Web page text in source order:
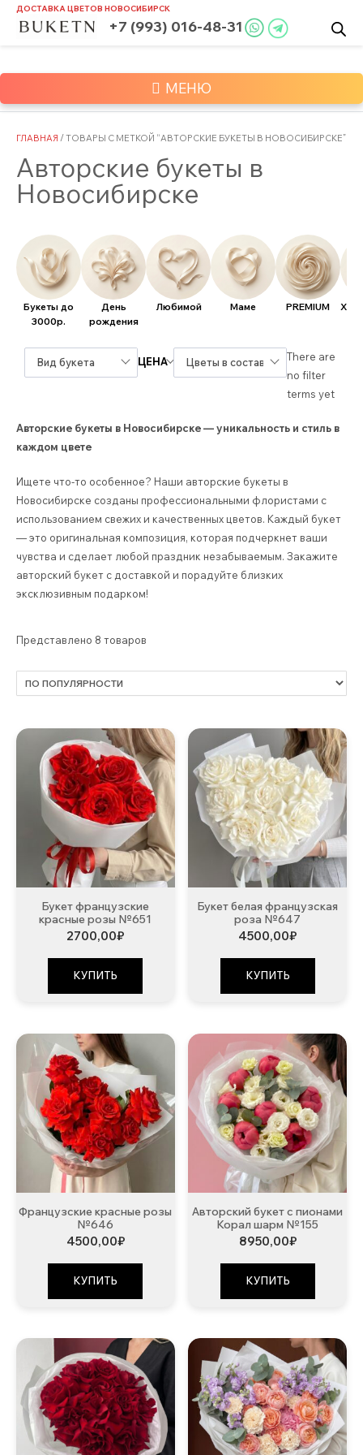
SkipДОСТАВКА ЦВЕТОВ НОВОСИБИРСК
+7 (993) 016-48-31
МЕНЮ
ГЛАВНАЯ / ТОВАРЫ С МЕТКОЙ “АВТОРСКИЕ БУКЕТЫ В НОВОСИБИРСКЕ”
Авторские букеты в
Новосибирске
Букеты до
3000р.
День
рождения
Любимой Маме PREMIUM
Вид букета ЦЕНА Цветы в составе
There are
no filter
terms yet
Авторские букеты в Новосибирске — уникальность и стиль в
каждом цвете
Ищете что-то особенное? Наши авторские букеты в
Новосибирске созданы профессиональными флористами с
использованием свежих и качественных цветов. Каждый букет
— это оригинальная композиция, которая подчеркнет ваши
чувства и сделает любой праздник незабываемым. Закажите
авторский букет с доставкой и порадуйте близких
эксклюзивным подарком!
Представлено 8 товаров
Букет французские
красные розы №651
2700,00₽
КУПИТЬ
Букет белая французская
роза №647
4500,00₽
КУПИТЬ
Французские красные розы
№646
4500,00₽
КУПИТЬ
Авторский букет с пионами
Корал шарм №155
8950,00₽
КУПИТЬ